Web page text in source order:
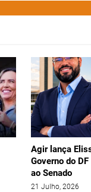
Agir lança
Governo do
ao Senado
21 Julho, 2026